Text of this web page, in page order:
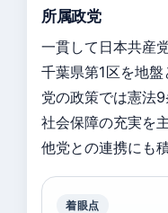
所属政党
一貫して日本共産
千葉県第1区を地盤
党の政策では憲法9
社会保障の充実を主
他党との連携にも
着眼点